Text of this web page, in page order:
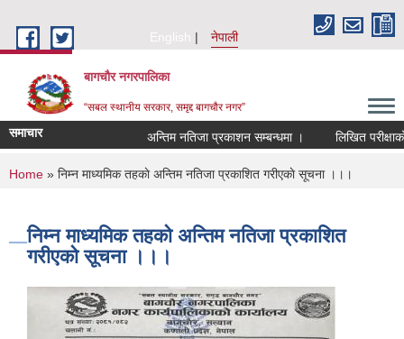
English
नेपाली
बागचौर नगरपालिका
“सबल स्थानीय सरकार, समृद्द बागचौर नगर”
समाचार अन्तिम नतिजा प्रकाशन सम्बन्धमा । लिखित परीक्षाको
You are here
Home » निम्न माध्यमिक तहकाे अन्तिम नतिजा प्रकाशित गरीएकाे सूचना ।।।
निम्न माध्यमिक तहकाे अन्तिम नतिजा प्रकाशित
गरीएकाे सूचना ।।।